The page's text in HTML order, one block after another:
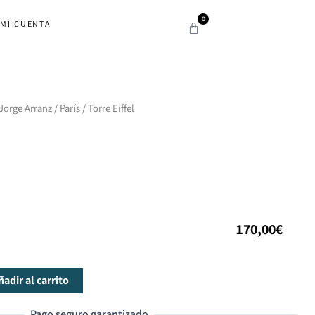
MI CUENTA 0
Carrito
Arranz / París / Torre Eiffel
170,00€
al carrito